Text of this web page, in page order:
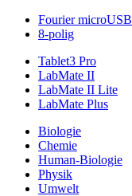
Fourier microUSB
8-polig
Tablet3 Pro
LabMate II
LabMate II Lite
LabMate Plus
Biologie
Chemie
Human-Biologie
Physik
Umwelt